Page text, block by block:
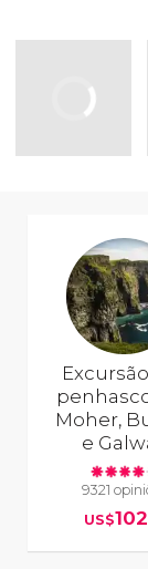
Moher,
e
9321
US$